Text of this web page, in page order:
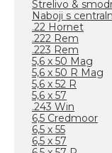
Strelivo &
Naboji s
.22 Hornet
.222 Rem
.223 Rem
5,6 x 50 Mag
5,6 x 50 R Mag
5,6 x 52 R
5,6 x 57
.243 Win
6,5 Credmoor
6,5 x 55
6,5 x 57